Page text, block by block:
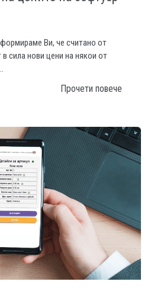
Ви, че считано от
в сила нови цени на някои от
Прочети повече